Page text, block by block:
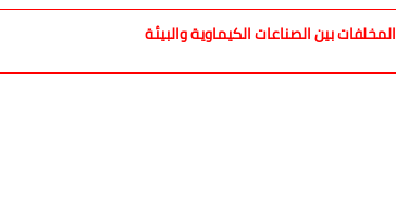
بين الصناعات الكيماوية والبيئة